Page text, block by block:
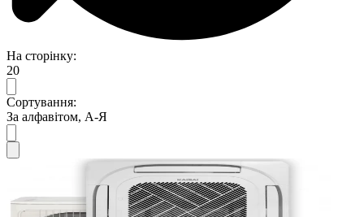
На сторінку:
20
Сортування:
За алфавітом, А-Я